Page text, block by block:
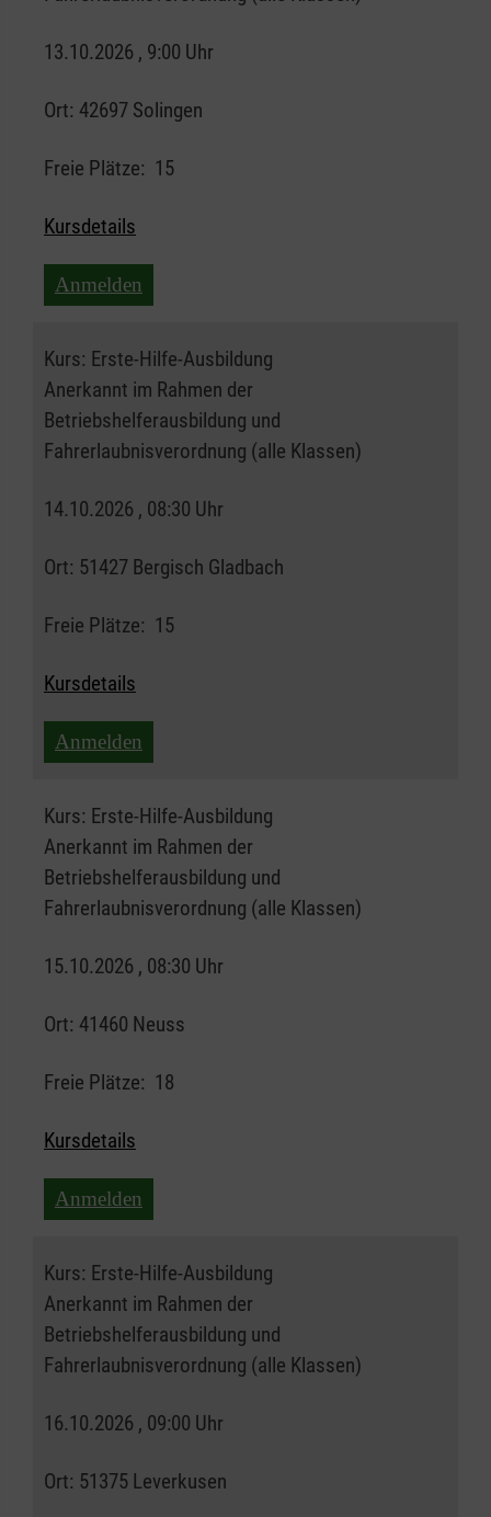
13.10.2026 , 9:00 Uhr
Ort: 42697 Solingen
Freie Plätze: 15
Kursdetails
Anmelden
Kurs: Erste-Hilfe-Ausbildung
Anerkannt im Rahmen der
Betriebshelferausbildung und
Fahrerlaubnisverordnung (alle Klassen)
14.10.2026 , 08:30 Uhr
Ort: 51427 Bergisch Gladbach
Freie Plätze: 15
Kursdetails
Anmelden
Kurs: Erste-Hilfe-Ausbildung
Anerkannt im Rahmen der
Betriebshelferausbildung und
Fahrerlaubnisverordnung (alle Klassen)
15.10.2026 , 08:30 Uhr
Ort: 41460 Neuss
Freie Plätze: 18
Kursdetails
Anmelden
Kurs: Erste-Hilfe-Ausbildung
Anerkannt im Rahmen der
Betriebshelferausbildung und
Fahrerlaubnisverordnung (alle Klassen)
16.10.2026 , 09:00 Uhr
Ort: 51375 Leverkusen